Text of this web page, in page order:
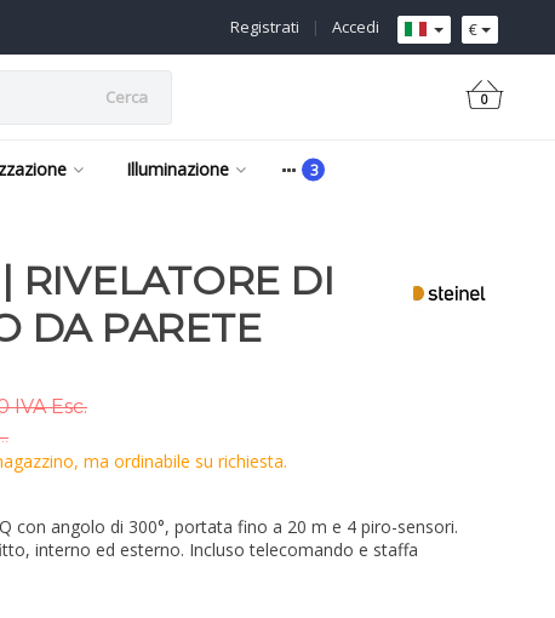
€
Accedi
|
Registrati
Cerca 0
Illuminazione
RIVELATORE DI
DA PARETE
IVA Esc.
ma ordinabile su richiesta.
con angolo di 300°, portata fino a 20 m e 4 piro-sensori.
interno ed esterno. Incluso telecomando e staffa